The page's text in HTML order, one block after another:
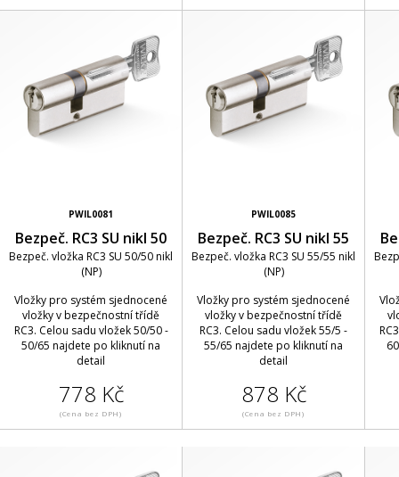
PWIL0081
Bezpeč. RC3 SU nikl 50
Bezpeč. vložka RC3 SU 50/50 nikl
(NP)
Vložky pro systém sjednocené
vložky v bezpečnostní třídě
RC3. Celou sadu vložek 50/50 -
50/65 najdete po kliknutí na
detail
778 Kč
(Cena bez DPH)
PWIL0085
Bezpeč. RC3 SU nikl 55
Bezpeč. vložka RC3 SU 55/55 nikl
(NP)
Vložky pro systém sjednocené
vložky v bezpečnostní třídě
RC3. Celou sadu vložek 55/5 -
55/65 najdete po kliknutí na
detail
878 Kč
(Cena bez DPH)